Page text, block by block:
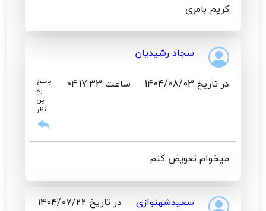
کریم بامری
سجاد رشیدیان
در تاریخ 1404/08/03
ساعت 04:17:33
پاسخ
به
این
نظر
میخوام تعویض کنم
سعید‌شهنوازی
در تاریخ 1404/07/22